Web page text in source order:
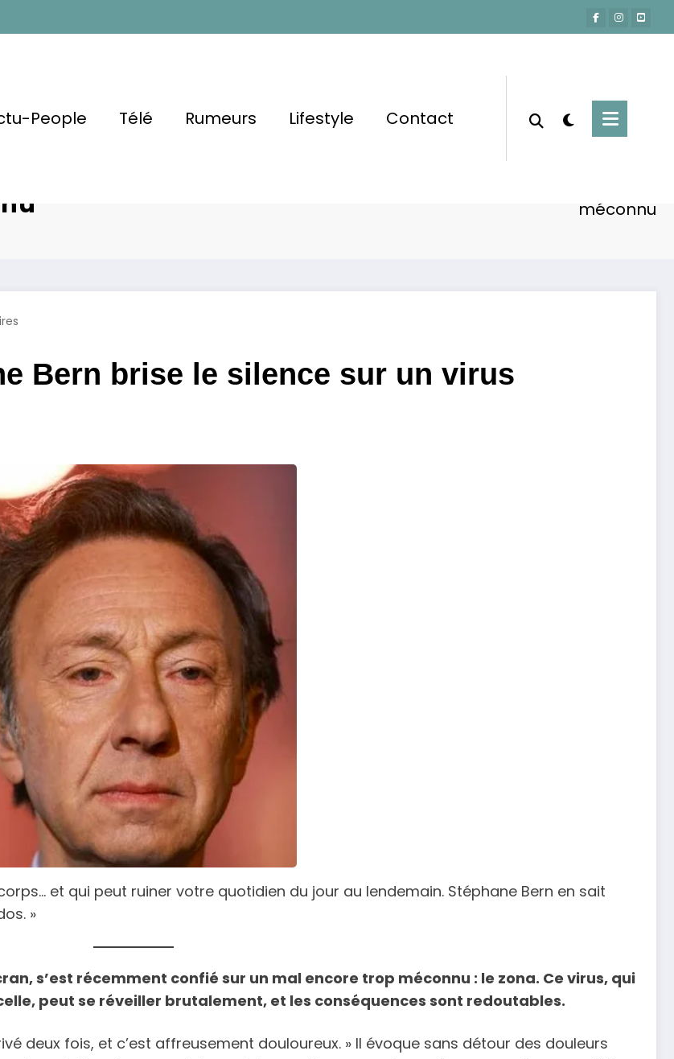
People Télé Rumeurs Lifestyle Contact
Brise
méconnu
Bern brise le silence sur un virus
et qui peut ruiner votre quotidien du jour au lendemain. Stéphane Bern en sait
»
s’est récemment confié sur un mal encore trop méconnu : le zona. Ce virus, qui
peut se réveiller brutalement, et les conséquences sont redoutables.
deux fois, et c’est affreusement douloureux. » Il évoque sans détour des douleurs